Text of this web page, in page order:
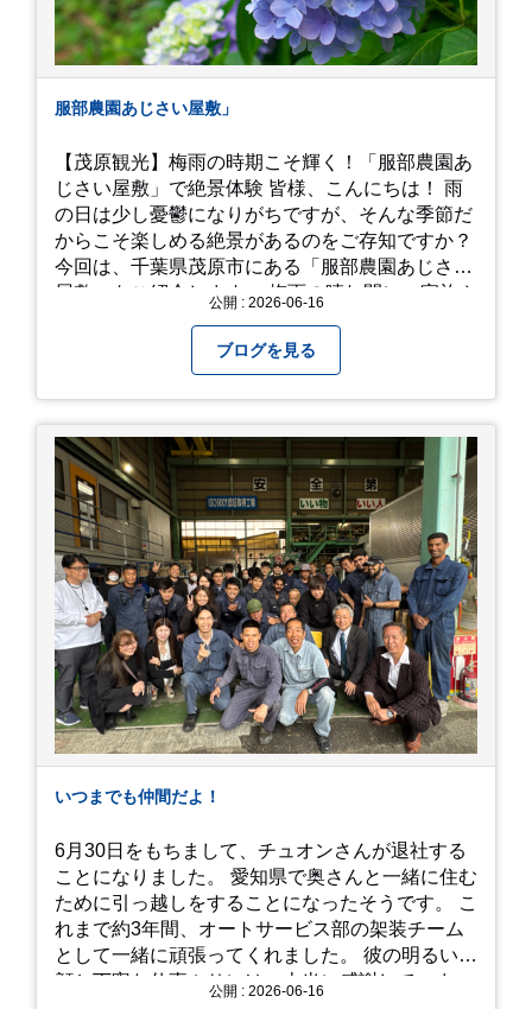
服部農園あじさい屋敷」
【茂原観光】梅雨の時期こそ輝く！「服部農園あ
じさい屋敷」で絶景体験 皆様、こんにちは！ 雨
の日は少し憂鬱になりがちですが、そんな季節だ
からこそ楽しめる絶景があるのをご存知ですか？
今回は、千葉県茂原市にある「服部農園あじさい
屋敷」をご紹介します。 梅雨の晴れ間に、家族や
め尽くす「あじさい」 服部農園あじさい屋敷の魅
力は、なんといってもそのスケール感。約18,000
平方メートルの広大な敷地に、なんと250種類以
上・約20,000株ものアジサイが植えられていま
す。 山肌を埋め尽くすように咲き誇るブルー、ピ
ンク、紫のアジサイは圧巻の一言。 歩道が整備さ
れているので、アジサイの中に囲まれるような感
覚で散策を楽しめます。 写真好きにはたまらない
「フォトジェニック」な景色 あじさい屋敷は、ど
こを切り取っても絵になる場所ばかり。 高い場所
からの眺望: 敷地が高い位置にあるため、あじさ
い越しに広がる茂原の景色を一望できます。 小道
での撮影: アジサイの小道を歩いている後ろ姿
は、とても幻想的で素敵な写真になりますよ。 梅
雨の季節特有の「しっとりと濡れたアジサイ」も
素敵ですし、晴れた日の「キラキラした光を浴び
たアジサイ」も最高です。ぜひカメラを持って出
やすい靴で: 山の斜面を利用した農園ですので、
歩き慣れた靴で行くのが安心です。 雨対策: 雨上
がりは足元が少し滑りやすくなることがありま
す。タオルや雨具を用意しておくと安心ですね。
開花時期のチェック: その年の気候によって見頃
が少し前後します。出かける前に必ず公式情報や
SNSで見頃を確認しましょう！ おわりに 梅雨の
公開 : 2026-06-16
ブログを見る
いつまでも仲間だよ！
6月30日をもちまして、チュオンさんが退社する
ことになりました。 愛知県で奥さんと一緒に住む
ために引っ越しをすることになったそうです。 こ
れまで約3年間、オートサービス部の架装チーム
として一緒に頑張ってくれました。 彼の明るい笑
顔と丁寧な仕事ぶりには、本当に感謝していま
公開 : 2026-06-16